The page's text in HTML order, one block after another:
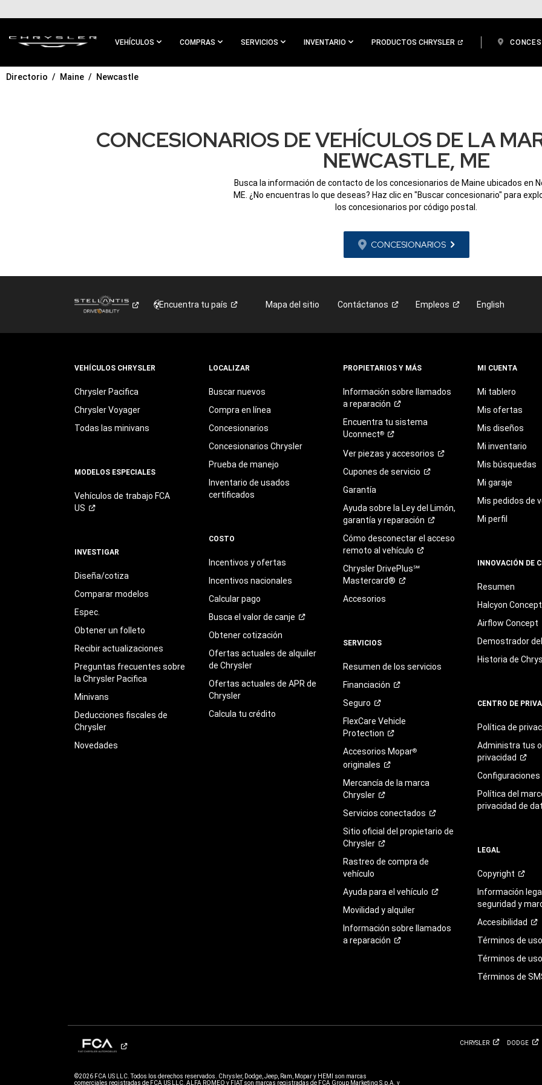
CONTENIDO
VEHÍCULOS COMPRAS SERVICIOS INVENTARIO PRODUCTOS CHRYSLER
IR A
Directorio Maine Newcastle
CONCESIONARIOS DE VEHÍCULOS DE LA
NEWCASTLE, ME
Busca la información de contacto de los concesionarios de Maine ubicados en
ME. ¿No encuentras lo que deseas? Haz clic en "Buscar concesionario" para
los concesionarios por código postal.
CONCESIONARIOS
Encuentra tu país Mapa del sitio Contáctanos Empleos English
VEHÍCULOS CHRYSLER
Chrysler Pacifica
Chrysler Voyager
Todas las minivans
MODELOS ESPECIALES
Vehículos de trabajo FCA
US
INVESTIGAR
Diseña/cotiza
Comparar modelos
Espec.
Obtener un folleto
Recibir actualizaciones
Preguntas frecuentes sobre
la Chrysler Pacifica
Minivans
Deducciones fiscales de
Chrysler
Novedades
LOCALIZAR
Buscar nuevos
Compra en línea
Concesionarios
Concesionarios Chrysler
Prueba de manejo
Inventario de usados
certificados
COSTO
Incentivos y ofertas
Incentivos nacionales
Calcular pago
Busca el valor de canje
Obtener cotización
Ofertas actuales de alquiler
de Chrysler
Ofertas actuales de APR de
Chrysler
Calcula tu crédito
PROPIETARIOS Y MÁS
Información sobre llamados
a reparación
Encuentra tu sistema
Uconnect®
Ver piezas yaccesorios
Cupones de servicio
Garantía
Ayuda sobre la Ley del Limón,
garantía yreparación
Cómo desconectar el acceso
remoto al vehículo
Chrysler DrivePlus℠
Mastercard®
Accesorios
SERVICIOS
Resumen de los servicios
Financiación
Seguro
FlexCare Vehicle
Protection
Accesorios Mopar®
originales
Mercancía de la marca
Chrysler
Servicios conectados
Sitio oficial del propietario de
Chrysler
Rastreo de compra de
vehículo
Ayuda para el vehículo
Movilidad y alquiler
Información sobre llamados
a reparación
MI CUENTA
Mi tablero
Mis ofertas
Mis diseños
Mi inventario
Mis búsquedas
Mi garaje
Mis pedidos de
Mi perfil
INNOVACIÓN DE
Resumen
Halcyon Concept
Airflow Concept
Demostrador
Historia de
CENTRO DE
Política de
Administra tus
privacidad
Configuraciones
Política del
privacidad de
LEGAL
Copyright
Información
seguridad y
Accesibilidad
Términos deuso
Términos de
Términos de
CHRYSLER DODGE
©2026 FCA US LLC. Todos los derechos reservados. Chrysler, Dodge, Jeep, Ram, Mopar y HEMI son marcas
comerciales registradas de FCA US LLC. ALFA ROMEO y FIAT son marcas registradas de FCA Group Marketing S.p.A. y